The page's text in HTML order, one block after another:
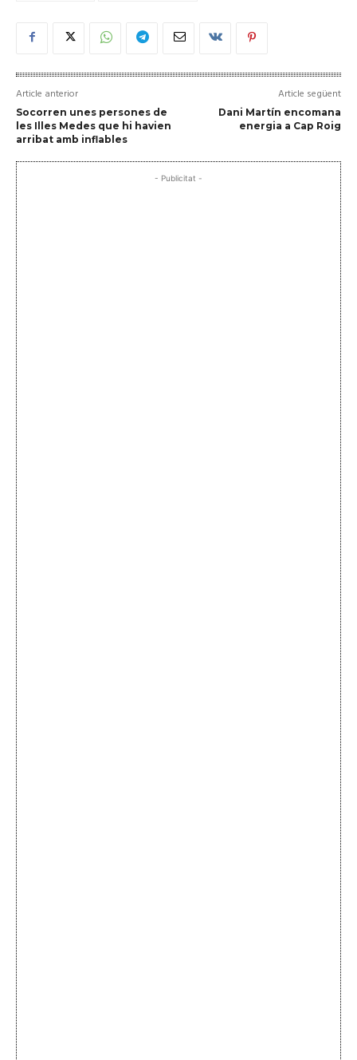
Article anterior
Socorren unes persones de
les Illes Medes que hi havien
arribat amb inflables
Article següent
Dani Martín encomana
energia a Cap Roig
- Publicitat -